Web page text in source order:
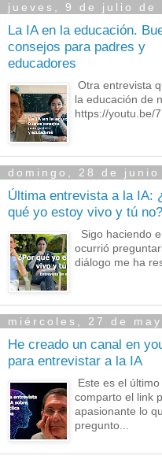
jueves, 9 de julio de
La IA en la educación.
consejos para padres y
educadores
Otra entrevista
la educación de
https://youtu.be/
domingo, 28 de junio
Última entrevista a la IA:
qué yo estoy vivo y tú no?
Sigo haciendo
ocurrió
diálogo me ha
miércoles, 27 de
He creado un canal en
para entrevistar a la IA
Este es el
comparto el link
apasionante lo
pregunto...